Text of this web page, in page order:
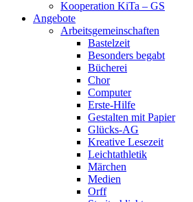
Kooperation KiTa – GS
Angebote
Arbeitsgemeinschaften
Bastelzeit
Besonders begabt
Bücherei
Chor
Computer
Erste-Hilfe
Gestalten mit Papier
Glücks-AG
Kreative Lesezeit
Leichtathletik
Märchen
Medien
Orff